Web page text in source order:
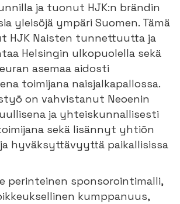
ja tuonut HJK:n brändin
yleisöjä ympäri Suomen. Tämä
HJK Naisten tunnettuutta ja
Helsingin ulkopuolella sekä
asemaa aidosti
toimijana naisjalkapallossa.
on vahvistanut Neoenin
ja yhteiskunnallisesti
sekä lisännyt yhtiön
hyväksyttävyyttä paikallisissa
perinteinen sponsorointimalli,
kumppanuus,